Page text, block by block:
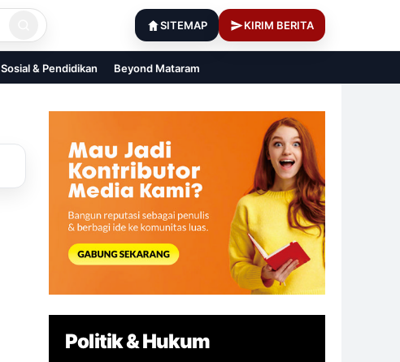
SITEMAP KIRIM BERITA
Sosial & Pendidikan Beyond Mataram
Politik & Hukum